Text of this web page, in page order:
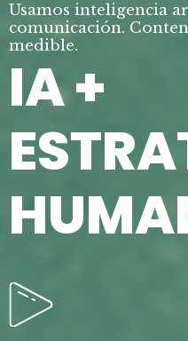
Usamos inteligencia
comunicación.
medible.
IA +